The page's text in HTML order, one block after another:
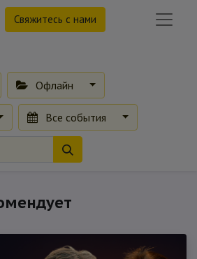
Свяжитесь с нами
Офлайн
Все события